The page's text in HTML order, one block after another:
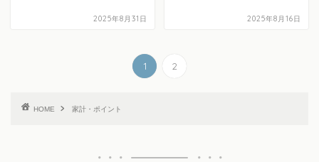
2025年8月31日 2025年8月16日
1 2
HOME 家計・ポイント